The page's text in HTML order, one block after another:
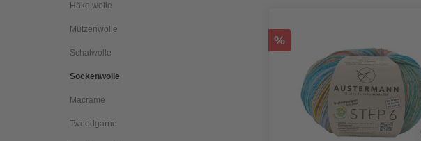
Häkelwolle
Mützenwolle
Schalwolle
Sockenwolle
Macrame
Tweedgarne
%